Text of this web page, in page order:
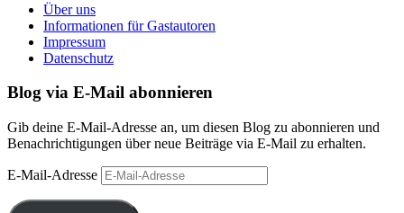
Über uns
Informationen für Gastautoren
Impressum
Datenschutz
Blog via E-Mail abonnieren
Gib deine E-Mail-Adresse an, um diesen Blog zu abonnieren und
Benachrichtigungen über neue Beiträge via E-Mail zu erhalten.
E-Mail-Adresse